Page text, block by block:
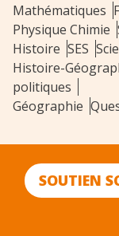
Mathématiques
Physique Chimie
Histoire SES
Histoire-
politiques
Géographie
SOUTIEN